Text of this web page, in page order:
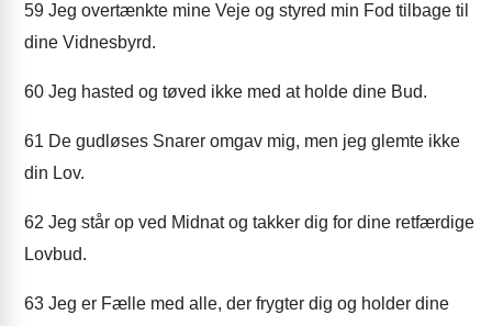
59 Jeg overtænkte mine Veje og styred min Fod tilbage til
dine Vidnesbyrd.
60 Jeg hasted og tøved ikke med at holde dine Bud.
61 De gudløses Snarer omgav mig, men jeg glemte ikke
din Lov.
62 Jeg står op ved Midnat og takker dig for dine retfærdige
Lovbud.
63 Jeg er Fælle med alle, der frygter dig og holder dine